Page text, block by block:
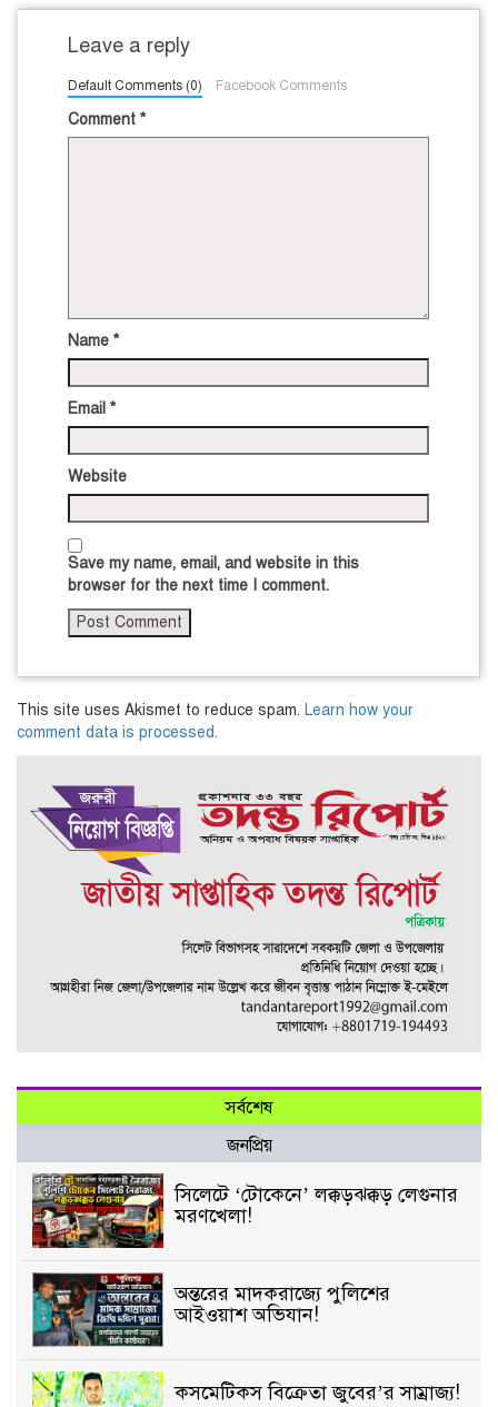
Leave a reply
Default Comments (0) Facebook Comments
Comment *
Name *
Email *
Website
Save my name, email, and website in this
browser for the next time I comment.
This site uses Akismet to reduce spam. Learn how your
comment data is processed.
সর্বশেষ
জনপ্রিয়
সিলেটে ‘টোকেনে’ লক্কড়ঝক্কড় লেগুনার
মরণখেলা!
অন্তরের মাদকরাজ্যে পুলিশের
আইওয়াশ অভিযান!
কসমেটিকস বিক্রেতা জুবের’র সাম্রাজ্য!